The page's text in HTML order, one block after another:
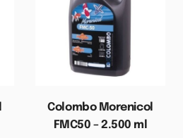
Colombo Morenicol
FMC50 – 2.500 ml